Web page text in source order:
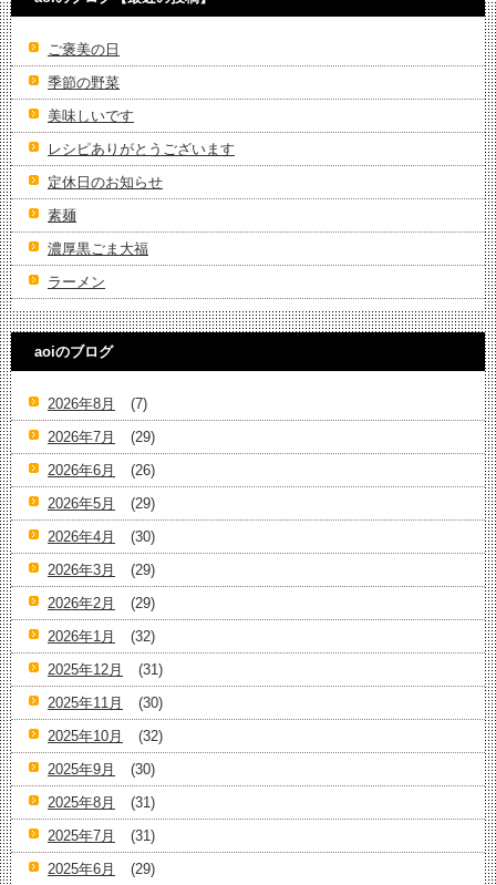
ご褒美の日
季節の野菜
美味しいです
レシピありがとうございます
定休日のお知らせ
素麺
濃厚黒ごま大福
ラーメン
aoiのブログ
2026年8月
(7)
2026年7月
(29)
2026年6月
(26)
2026年5月
(29)
2026年4月
(30)
2026年3月
(29)
2026年2月
(29)
2026年1月
(32)
2025年12月
(31)
2025年11月
(30)
2025年10月
(32)
2025年9月
(30)
2025年8月
(31)
2025年7月
(31)
2025年6月
(29)